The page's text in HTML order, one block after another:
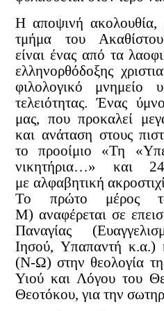
Η αποψινή ακολουθία,
τμήμα του
είναι ένας από τα
ελληνορθόδοξης
φιλολογικό μνημείο
τελειότητας. Ένας
μας, που προκαλεί
και ανάταση στους
το προοίμιο «Τη
νικητήρια…» και
με αλφαβητική
Το πρώτο μέρος
Μ)αναφέρεται σε
Παναγίας
Ιησού,Υπαπαντή κ.α.)
(Ν-Ω) στην θεολογία
Υιού και Λόγου του
Θεοτόκου, για την